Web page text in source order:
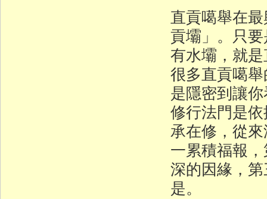
直貢噶舉在
貢壩」。只
有水壩，就
很多直貢噶
是隱密到讓
修行法門是
承在修，從
一累積福報
深的因緣，
是。